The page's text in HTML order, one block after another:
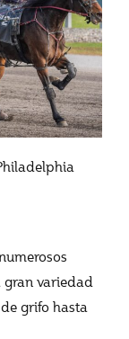
gran variedad
grifo hasta